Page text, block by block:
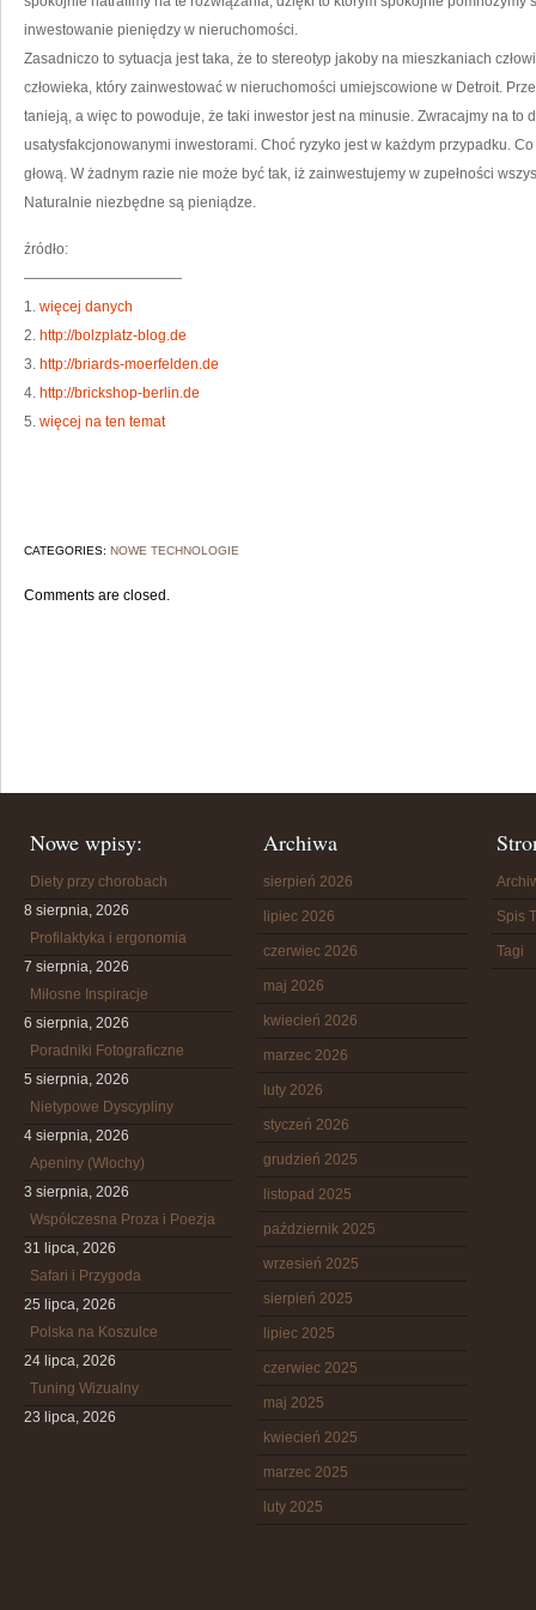
inwestowanie pieniędzy w nieruchomości.
Zasadniczo to sytuacja jest taka, że to stereotyp jakoby na mieszkaniach
człowieka, który zainwestować w nieruchomości umiejscowione w Detroit.
tanieją, a więc to powoduje, że taki inwestor jest na minusie. Zwracajmy na to
usatysfakcjonowanymi inwestorami. Choć ryzyko jest w każdym przypadku.
głową. W żadnym razie nie może być tak, iż zainwestujemy w zupełności
Naturalnie niezbędne są pieniądze.
źródło:
———————————
1. więcej danych
2. http://bolzplatz-blog.de
3. http://briards-moerfelden.de
4. http://brickshop-berlin.de
5. więcej na ten temat
CATEGORIES: NOWE TECHNOLOGIE
Comments are closed.
Nowe wpisy:
Diety przy chorobach
8 sierpnia, 2026
Profilaktyka i ergonomia
7 sierpnia, 2026
Miłosne Inspiracje
6 sierpnia, 2026
Poradniki Fotograficzne
5 sierpnia, 2026
Nietypowe Dyscypliny
4 sierpnia, 2026
Apeniny (Włochy)
3 sierpnia, 2026
Współczesna Proza i Poezja
31 lipca, 2026
Safari i Przygoda
25 lipca, 2026
Polska na Koszulce
24 lipca, 2026
Tuning Wizualny
23 lipca, 2026
Archiwa
sierpień 2026
lipiec 2026
czerwiec 2026
maj 2026
kwiecień 2026
marzec 2026
luty 2026
styczeń 2026
grudzień 2025
listopad 2025
październik 2025
wrzesień 2025
sierpień 2025
lipiec 2025
czerwiec 2025
maj 2025
kwiecień 2025
marzec 2025
luty 2025
Spis
Tagi